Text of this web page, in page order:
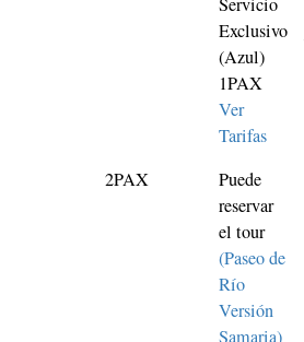
Servicio
Exclusivo
(Azul)
1PAX
Ver
Tarifas
2PAX
Puede
reservar
el tour
(Paseo de
Río
Versión
Samaria)